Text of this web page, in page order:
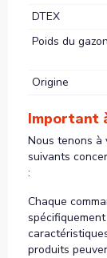
DTEX
Poids du gazon
Origine
Important
Nous tenons à
suivants
:
Chaque
produits